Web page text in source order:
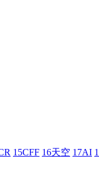
15CFF 16天空 17AI